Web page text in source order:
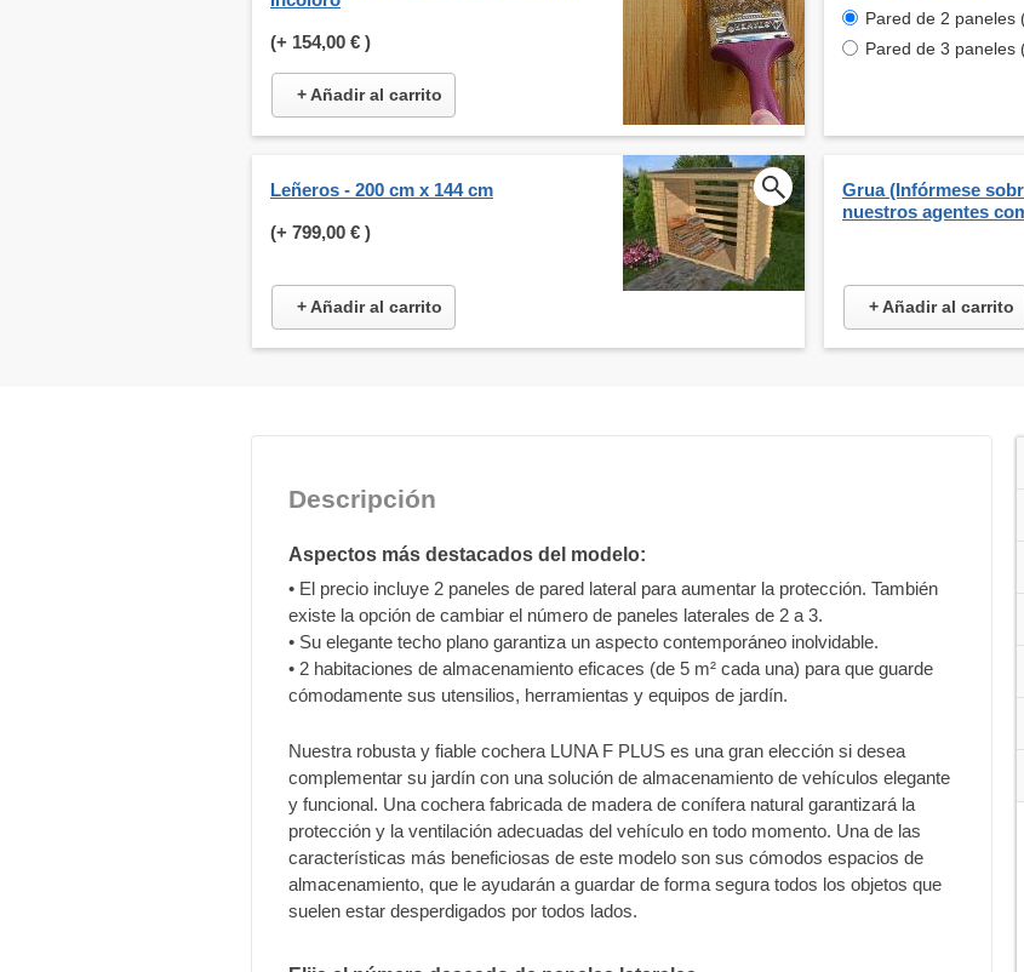
(+ 154,00 € )
+ Añadir al carrito
Pared de 2 paneles
Pared de 3 paneles
Leñeros - 200 cm x 144 cm
(+ 799,00 € )
+ Añadir al carrito
Grua (Infórmese
nuestros agentes
+ Añadir al carrito
Descripción
Aspectos más destacados del modelo:
• El precio incluye 2 paneles de pared lateral para aumentar la protección. También
existe la opción de cambiar el número de paneles laterales de 2 a 3.
• Su elegante techo plano garantiza un aspecto contemporáneo inolvidable.
• 2 habitaciones de almacenamiento eficaces (de 5 m² cada una) para que guarde
cómodamente sus utensilios, herramientas y equipos de jardín.
Nuestra robusta y fiable cochera LUNA F PLUS es una gran elección si desea
complementar su jardín con una solución de almacenamiento de vehículos elegante
y funcional. Una cochera fabricada de madera de conífera natural garantizará la
protección y la ventilación adecuadas del vehículo en todo momento. Una de las
características más beneficiosas de este modelo son sus cómodos espacios de
almacenamiento, que le ayudarán a guardar de forma segura todos los objetos que
suelen estar desperdigados por todos lados.